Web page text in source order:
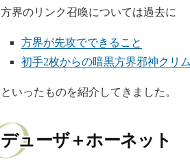
方界のリンク召喚については過去に
方界が先攻でできること
初手2枚からの暗黒方界邪神クリ
といったものを紹介してきました。
デューザ＋ホーネット